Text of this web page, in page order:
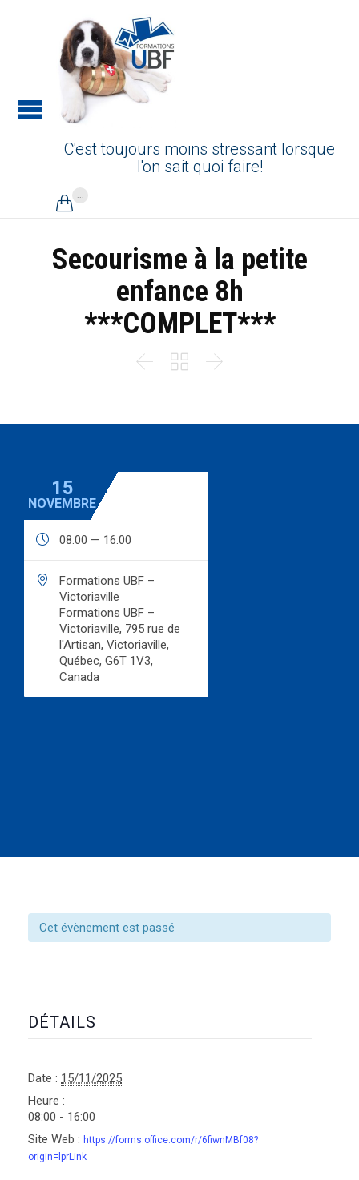
C'est toujours moins stressant lorsque
l'on sait quoi faire!

Secourisme à la petite
enfance 8h
***COMPLET***
  
15
NOVEMBRE
 08:00 — 16:00

Formations UBF –
Victoriaville
Formations UBF –
Victoriaville, 795 rue de
l'Artisan, Victoriaville,
Québec, G6T 1V3,
Canada
Cet évènement est passé
DÉTAILS
Date : 15/11/2025
Heure :
08:00 - 16:00
Site Web : https://forms.office.com/r/6fiwnMBf08?
origin=lprLink